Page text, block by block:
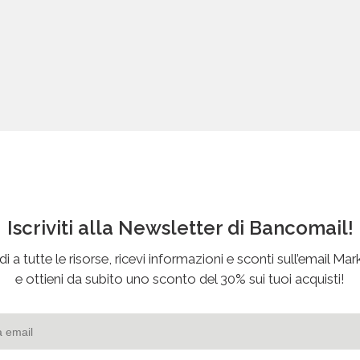
Iscriviti alla Newsletter di Bancomail!
a tutte le risorse, ricevi informazioni e sconti sull’email
e ottieni da subito uno sconto del 30% sui tuoi acquisti!